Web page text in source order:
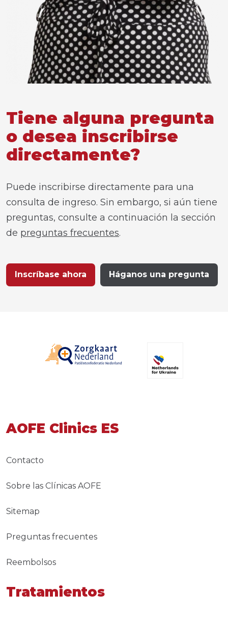
Tiene alguna pregunta
o desea inscribirse
directamente?
Puede inscribirse directamente para una
consulta de ingreso. Sin embargo, si aún tiene
preguntas, consulte a continuación la sección
de preguntas frecuentes.
Inscríbase ahora Háganos una pregunta
AOFE Clinics ES
Contacto
Sobre las Clínicas AOFE
Sitemap
Preguntas frecuentes
Reembolsos
Tratamientos